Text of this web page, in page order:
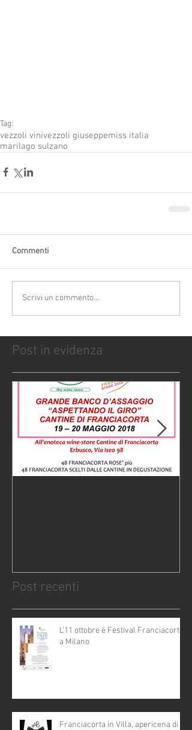
Tag:
vezzoli vinivezzoli giuseppemiss italia
marilago sulzano
Commenti
Scrivi un commento...
Post in evidenza
Post recenti
L'11 ottobre è Festival Franciacorta
a Milano
Franciacorta in Villa, apericena di